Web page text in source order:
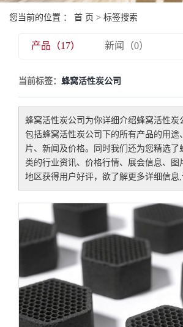
您当前的位置 ： 首 页 > 标签搜索
产品（17） 新闻（0）
当前标签： 蜂窝活性炭公司
蜂窝活性炭公司 为你详细介绍蜂窝活性炭
包括蜂窝活性炭公司下的所有产品的用途
片、新闻及价格。同时我们还为您精选了
类的行业资讯、价格行情、展会信息、图
地区获得用户好评，欲了解更多详细信息